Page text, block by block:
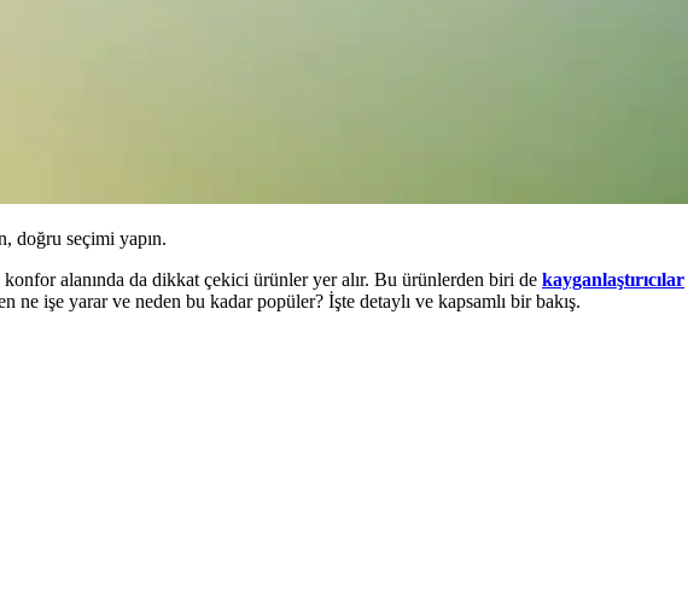
doğru seçimi yapın.
alanında da dikkat çekici ürünler yer alır. Bu ürünlerden biri de kayganlaştırıcılar
ne işe yarar ve neden bu kadar popüler? İşte detaylı ve kapsamlı bir bakış.